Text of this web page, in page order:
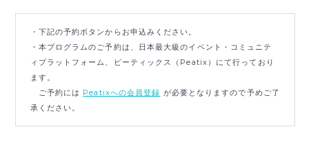
・下記の予約ボタンからお申込みください。
・本プログラムのご予約は、日本最大級のイベント・コミュニテ
ィプラットフォーム、ピーティックス（Peatix）にて行っており
ます。
ご予約には Peatixへの会員登録 が必要となりますので予めご了
承ください。